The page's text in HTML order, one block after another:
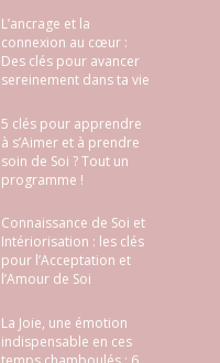
L’ancrage et la
connexion au cœur :
Des clés pour avancer
sereinement dans ta vie
5 clés pour apprendre
à s’Aimer et à prendre
soin de Soi ? Tout un
programme !
Connaissance de Soi et
Intériorisation : les clés
pour l’Acceptation et
l’Amour de Soi
La Joie, une émotion
indispensable en ces